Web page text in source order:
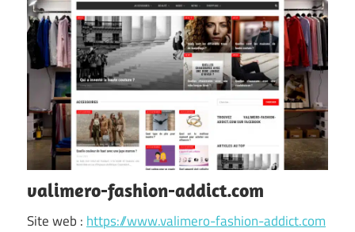
valimero-fashion-addict.com
Site web : https://www.valimero-fashion-addict.com